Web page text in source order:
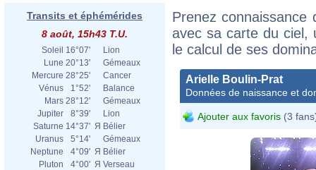
Transits et éphémérides
8 août, 15h43 T.U.
Soleil 16°07'
Lion
Lune 20°13'
Gémeaux
Mercure 28°25'
Cancer
Vénus
1°52'
Balance
Mars 28°12'
Gémeaux
Jupiter
8°39'
Lion
Saturne 14°37' Я Bélier
Uranus
5°14'
Gémeaux
Neptune
4°09' Я Bélier
Pluton
4°00' Я Verseau
Prenez connaissance
avec sa carte du ciel,
le calcul de ses
Arielle Boulin-Prat
Données de naissance et
Ajouter aux favoris (3